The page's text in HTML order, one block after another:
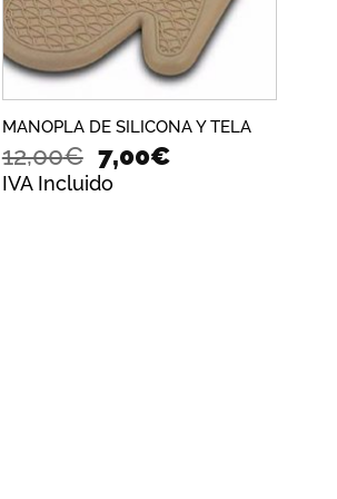
MANOPLA DE SILICONA Y TELA
12,00€ El
precio
7,00€El
IVA Incluido